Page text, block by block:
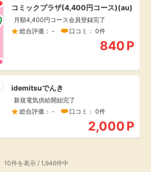
コミックプラザ(4,400円コース)(au)
月額4,400円コース会員登録完了
総合評価： -
口コミ： 0件
840P
idemitsuでんき
新規電気供給開始完了
総合評価： -
口コミ： 0件
2,000P
10件を表示 / 1,946件中